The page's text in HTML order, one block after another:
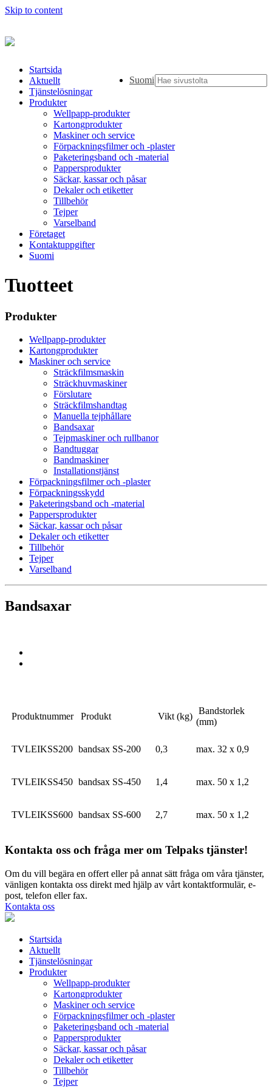
Skip to content
Suomi
Startsida
Aktuellt
Tjänstelösningar
Produkter
Wellpapp-produkter
Kartongprodukter
Maskiner och service
Förpackningsfilmer och -plaster
Paketeringsband och -material
Pappersprodukter
Säckar, kassar och påsar
Dekaler och etiketter
Tillbehör
Tejper
Varselband
Företaget
Kontaktuppgifter
Suomi
Tuotteet
Produkter
Wellpapp-produkter
Kartongprodukter
Maskiner och service
Sträckfilmsmaskin
Sträckhuvmaskiner
Förslutare
Sträckfilmshandtag
Manuella tejphållare
Bandsaxar
Tejpmaskiner och rullbanor
Bandtuggar
Bandmaskiner
Installationstjänst
Förpackningsfilmer och -plaster
Förpackningsskydd
Paketeringsband och -material
Pappersprodukter
Säckar, kassar och påsar
Dekaler och etiketter
Tillbehör
Tejper
Varselband
Bandsaxar
Produktnummer Produkt Vikt (kg)
Bandstorlek
(mm)
TVLEIKSS200 bandsax SS-200 0,3 max. 32 x 0,9
TVLEIKSS450 bandsax SS-450 1,4 max. 50 x 1,2
TVLEIKSS600 bandsax SS-600 2,7 max. 50 x 1,2
Kontakta oss och fråga mer om Telpaks tjänster!
Om du vill begära en offert eller på annat sätt fråga om våra tjänster,
vänligen kontakta oss direkt med hjälp av vårt kontaktformulär, e-
post, telefon eller fax.
Kontakta oss
Startsida
Aktuellt
Tjänstelösningar
Produkter
Wellpapp-produkter
Kartongprodukter
Maskiner och service
Förpackningsfilmer och -plaster
Paketeringsband och -material
Pappersprodukter
Säckar, kassar och påsar
Dekaler och etiketter
Tillbehör
Tejper